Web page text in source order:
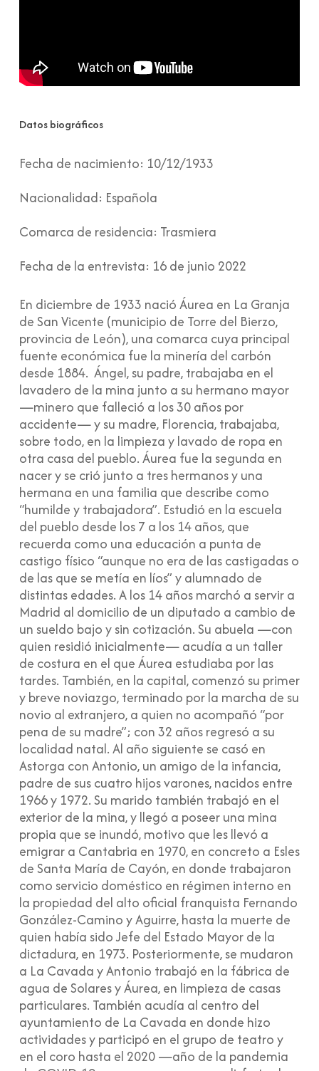
Datos biográficos
Fecha de nacimiento: 10/12/1933
Nacionalidad: Española
Comarca de residencia: Trasmiera
Fecha de la entrevista: 16 de junio 2022
En diciembre de 1933 nació Áurea en La Granja
de San Vicente (municipio de Torre del Bierzo,
provincia de León), una comarca cuya principal
fuente económica fue la minería del carbón
desde 1884. Ángel, su padre, trabajaba en el
lavadero de la mina junto a su hermano mayor
—minero que falleció a los 30 años por
accidente— y su madre, Florencia, trabajaba,
sobre todo, en la limpieza y lavado de ropa en
otra casa del pueblo. Áurea fue la segunda en
nacer y se crió junto a tres hermanos y una
hermana en una familia que describe como
“humilde y trabajadora”. Estudió en la escuela
del pueblo desde los 7 a los 14 años, que
recuerda como una educación a punta de
castigo físico “aunque no era de las castigadas o
de las que se metía en líos” y alumnado de
distintas edades. A los 14 años marchó a servir a
Madrid al domicilio de un diputado a cambio de
un sueldo bajo y sin cotización. Su abuela —con
quien residió inicialmente— acudía a un taller
de costura en el que Áurea estudiaba por las
tardes. También, en la capital, comenzó su primer
y breve noviazgo, terminado por la marcha de su
novio al extranjero, a quien no acompañó “por
pena de su madre”; con 32 años regresó a su
localidad natal. Al año siguiente se casó en
Astorga con Antonio, un amigo de la infancia,
padre de sus cuatro hijos varones, nacidos entre
1966 y 1972. Su marido también trabajó en el
exterior de la mina, y llegó a poseer una mina
propia que se inundó, motivo que les llevó a
emigrar a Cantabria en 1970, en concreto a Esles
de Santa María de Cayón, en donde trabajaron
como servicio doméstico en régimen interno en
la propiedad del alto oficial franquista Fernando
González-Camino y Aguirre, hasta la muerte de
quien había sido Jefe del Estado Mayor de la
dictadura, en 1973. Posteriormente, se mudaron
a La Cavada y Antonio trabajó en la fábrica de
agua de Solares y Áurea, en limpieza de casas
particulares. También acudía al centro del
ayuntamiento de La Cavada en donde hizo
actividades y participó en el grupo de teatro y
en el coro hasta el 2020 —año de la pandemia